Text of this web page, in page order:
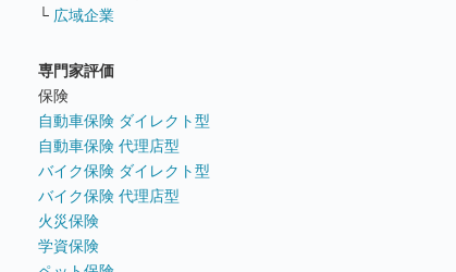
└ 広域企業
専門家評価
保険
自動車保険 ダイレクト型
自動車保険 代理店型
バイク保険 ダイレクト型
バイク保険 代理店型
火災保険
学資保険